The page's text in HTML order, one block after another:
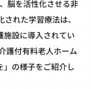
脳を活性化させる非
れた学習療法は、
設に導入されてい
護付有料老人ホーム
」の様子をご紹介し